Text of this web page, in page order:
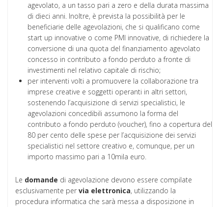
agevolato, a un tasso pari a zero e della durata massima
di dieci anni. Inoltre, è prevista la possibilità per le
beneficiarie delle agevolazioni, che si qualificano come
start up innovative o come PMI innovative, di richiedere la
conversione di una quota del finanziamento agevolato
concesso in contributo a fondo perduto a fronte di
investimenti nel relativo capitale di rischio;
per interventi volti a promuovere la collaborazione tra
imprese creative e soggetti operanti in altri settori,
sostenendo l’acquisizione di servizi specialistici, le
agevolazioni concedibili assumono la forma del
contributo a fondo perduto (voucher), fino a copertura del
80 per cento delle spese per l’acquisizione dei servizi
specialistici nel settore creativo e, comunque, per un
importo massimo pari a 10mila euro.
Le domande di agevolazione devono essere compilate
esclusivamente per via elettronica, utilizzando la
procedura informatica che sarà messa a disposizione in